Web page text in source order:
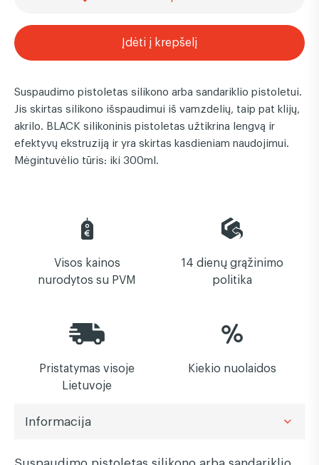
Įdėti į krepšelį
Suspaudimo pistoletas silikono arba sandariklio pistoletui.
Jis skirtas silikono išspaudimui iš vamzdelių, taip pat klijų,
akrilo. BLACK silikoninis pistoletas užtikrina lengvą ir
efektyvų ekstruziją ir yra skirtas kasdieniam naudojimui.
Mėgintuvėlio tūris: iki 300ml.
Visos kainos
nurodytos su PVM
14 dienų grąžinimo
politika
Pristatymas visoje
Lietuvoje
Kiekio nuolaidos
Informacija